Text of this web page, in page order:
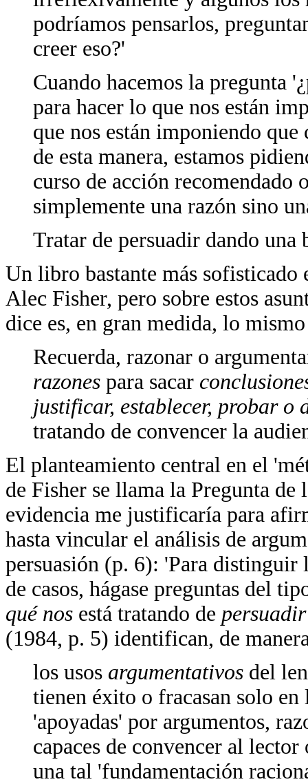
podríamos pensarlos,
creer eso?'
Cuando hacemos la pregunta
para hacer lo que nos están
que nos están imponiendo
de esta manera, estamos
curso de acción recomendado
simplemente una razón sino
Tratar de persuadir dando una
Un libro bastante más sofisticado
Alec Fisher, pero sobre estos
dice es, en gran medida, lo
Recuerda, razonar o
razones para sacar
justificar, establecer, probar o
tratando de convencer la
El planteamiento central en el
de Fisher se llama la Pregunta
evidencia me justificaría para
hasta vincular el análisis de
persuasión (p. 6): 'Para distinguir
de casos, hágase preguntas del
qué nos está tratando de
(1984, p. 5) identifican, de
los usos argumentativos del
tienen éxito o fracasan solo en
'apoyadas' por argumentos,
capaces de convencer al
una tal 'fundamentación